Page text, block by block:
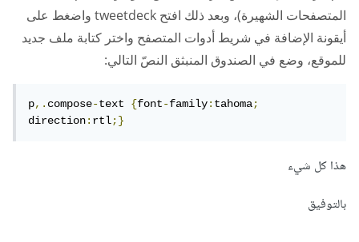
المتصفحات الشهيرة)، وبعد ذلك افتح tweetdeckواضغط على
أيقونة الإضافة في شريط أدوات المتصفح واختر كتابة ملف جديد
للموقع، وضع في الصندوق المنبثق النصّ التالي:
p,.compose-text {font-family:tahoma;
direction:rtl;}
هذا كل شيء
بالتوفيق